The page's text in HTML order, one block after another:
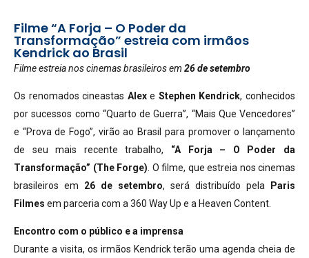
Filme “A Forja – O Poder da
Transformação” estreia com irmãos
Kendrick ao Brasil
Filme estreia nos cinemas brasileiros em 26 de setembro
Os renomados cineastas Alexe Stephen Kendrick, conhecidos
por sucessos como “Quarto de Guerra”, “Mais Que Vencedores”
e “Prova de Fogo”, virão ao Brasil para promover o lançamento
de seu mais recente trabalho, “A Forja – O Poder da
Transformação” (The Forge) . O filme, que estreia nos cinemas
brasileiros em 26 de setembro, será distribuído pela
Paris
Filmes em parceria com a 360 Way Up e a Heaven Content.
Encontro com o público e a imprensa
Durante a visita, os irmãos Kendrick terão uma agenda cheia de